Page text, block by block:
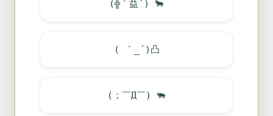
(╬｀益´) 🐂
( ｀_´)凸
(；￣Д￣) 🐃